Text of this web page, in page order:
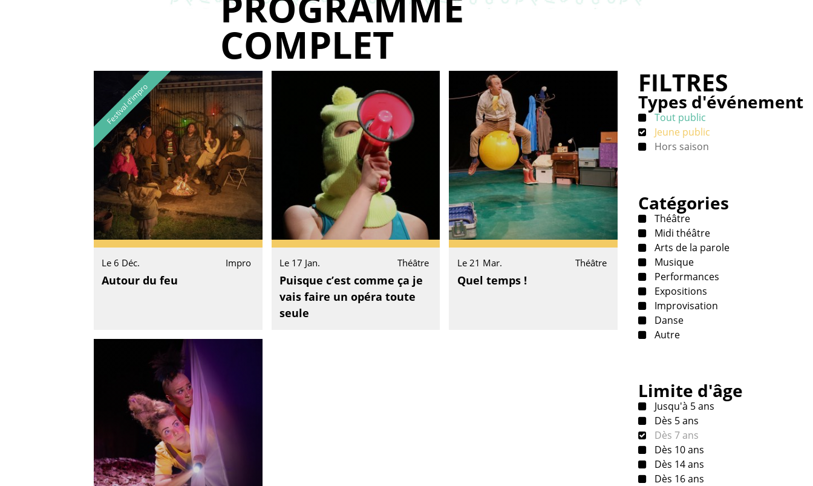
COMPLET
Festival d'impro
Le 6 Déc. Impro
Autour du feu
Le 17 Jan. Théâtre
Puisque c’est comme ça je
vais faire un opéra toute
seule
Le 21 Mar. Théâtre
Quel temps !
FILTRES
Types d'événement
Tout public
Jeune public
Hors saison
Catégories
Théâtre
Midi théâtre
Arts de la parole
Musique
Performances
Expositions
Improvisation
Danse
Autre
Limite d'âge
Jusqu'à 5 ans
Dès 5 ans
Dès 7 ans
Dès 10 ans
Dès 14 ans
Dès 16 ans